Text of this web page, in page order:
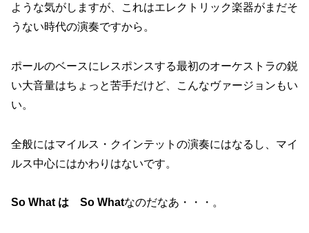
ような気がしますが、これはエレクトリック楽器がまだそ
うない時代の演奏ですから。
ポールのベースにレスポンスする最初のオーケストラの鋭
い大音量はちょっと苦手だけど、こんなヴァージョンもい
い。
全般にはマイルス・クインテットの演奏にはなるし、マイ
ルス中心にはかわりはないです。
So What は So Whatなのだなあ・・・。